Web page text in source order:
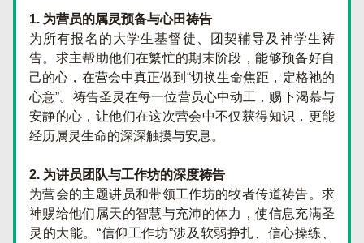
1. 为营员的属灵预备与心田祷告
为所有报名的大学生基督徒、团契辅导及神学生祷
告。求主帮助他们在繁忙的期末阶段，能够预备好自
己的心，在营会中真正做到“切换生命焦距，定格祂的
心意”。祷告圣灵在每一位营员心中动工，赐下渴慕与
安静的心，让他们在这次营会中不仅获得知识，更能
经历属灵生命的深深触摸与安息。
2. 为讲员团队与工作坊的深度祷告
为营会的主题讲员和带领工作坊的牧者传道祷告。求
神赐给他们属天的智慧与充沛的体力，使信息充满圣
灵的大能。“信仰工作坊”涉及软弱挣扎、信心操练、